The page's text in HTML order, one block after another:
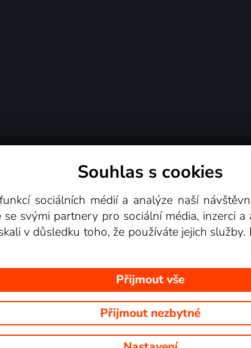
Videotéka
Na tomto webu jsou zobrazovány obrázky z pořadů TV
Souhlas s cookies
sociálních médií a analýze naší
svými partnery pro sociální média, inzerci
v důsledku toho, že používáte jejich
Přijmout vše
Přijmout nezbytné